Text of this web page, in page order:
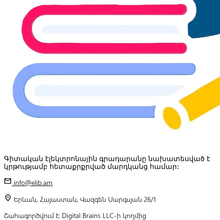
Գիտական էլեկտրոնային գրադարանը նախատեսված է
կրթությամբ հետաքրքրված մարդկանց համար:
mail info@elib.am
location_on Երևան, Հայաստան, Վազգեն Սարգսյան 26/1
Շահագործվում է Digital Brains LLC-ի կողմից